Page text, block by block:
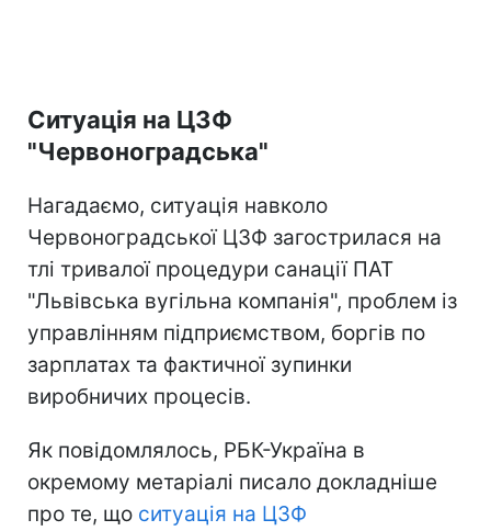
Ситуація на ЦЗФ
"Червоноградська"
Нагадаємо, ситуація навколо
Червоноградської ЦЗФ загострилася на
тлі тривалої процедури санації ПАТ
"Львівська вугільна компанія", проблем із
управлінням підприємством, боргів по
зарплатах та фактичної зупинки
виробничих процесів.
Як повідомлялось, РБК-Україна в
окремому метаріалі писало докладніше
про те, що ситуація на ЦЗФ